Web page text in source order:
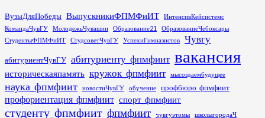
Перейти
к
содержимому
ВузыДляПобеды ВыпускникиФПМФиИТ
ИнтенсивКейсистемс
КомандаЧувГУ
МолодежьЧувашии Образование21
ОбразованиеЧебоксары
СтудентыФПМФиИТ
СтудсоветЧувГУ УспехиГимназистов Чувгу
абитуриентЧувГУ абитуриенту_фпмфиит вакансия
историческаяпамять кружок_фпмфиит мысоздаембудущее
наука_фпмфиит новостиЧувГУ обучение профбюро_фпмфиит
профориентация_фпмфиит спорт_фпмфиит
студенту_фпмфиит фпмфиит чувгуэтомы школыгородаЧ